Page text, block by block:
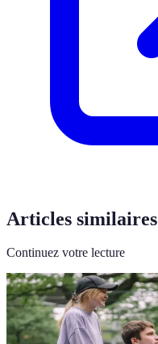
Articles similaires
Continuez votre lecture